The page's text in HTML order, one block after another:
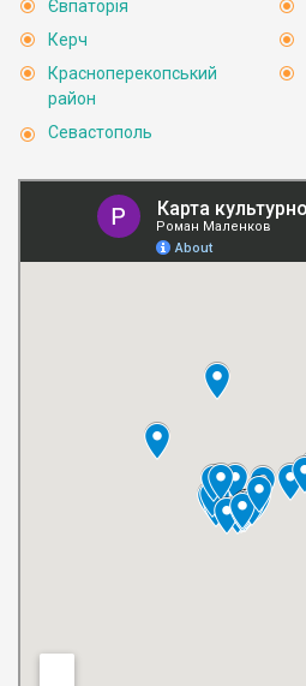
Євпаторія
Керч
Красноперекопський
район
Севастополь